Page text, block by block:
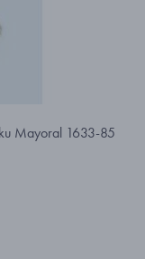
Mayoral 1633-85